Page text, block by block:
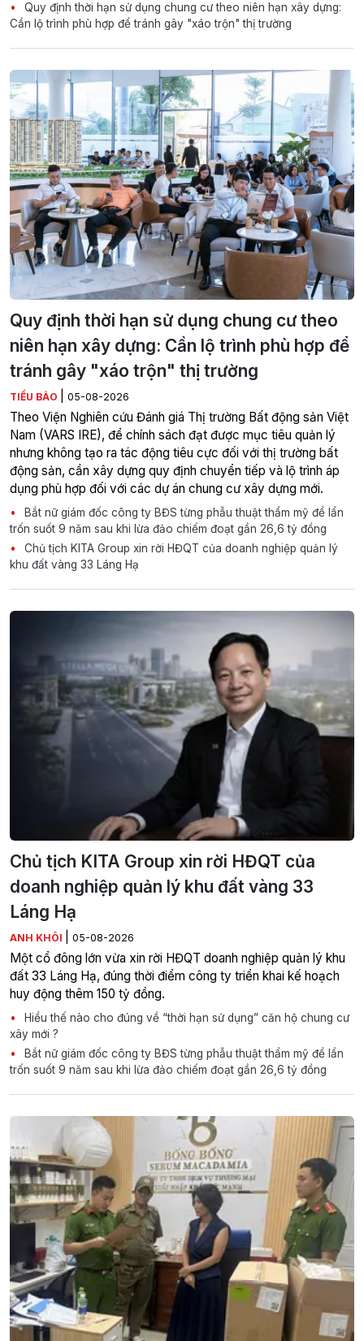
Quy định thời hạn sử dụng chung cư theo niên hạn xây dựng:
Cần lộ trình phù hợp để tránh gây "xáo trộn" thị trường
Quy định thời hạn sử dụng chung cư theo
niên hạn xây dựng: Cần lộ trình phù hợp để
tránh gây "xáo trộn" thị trường
TIỂU BẢO 05-08-2026
Theo Viện Nghiên cứu Đánh giá Thị trường Bất động sản Việt
Nam (VARS IRE), để chính sách đạt được mục tiêu quản lý
nhưng không tạo ra tác động tiêu cực đối với thị trường bất
động sản, cần xây dựng quy định chuyển tiếp và lộ trình áp
dụng phù hợp đối với các dự án chung cư xây dựng mới.
Bắt nữ giám đốc công ty BĐS từng phẫu thuật thẩm mỹ để lẩn
trốn suốt 9 năm sau khi lừa đảo chiếm đoạt gần 26,6 tỷ đồng
Chủ tịch KITA Group xin rời HĐQT của doanh nghiệp quản lý
khu đất vàng 33 Láng Hạ
Chủ tịch KITA Group xin rời HĐQT của
doanh nghiệp quản lý khu đất vàng 33
Láng Hạ
ANH KHÔI 05-08-2026
Một cổ đông lớn vừa xin rời HĐQT doanh nghiệp quản lý khu
đất 33 Láng Hạ, đúng thời điểm công ty triển khai kế hoạch
huy động thêm 150 tỷ đồng.
Hiểu thế nào cho đúng về “thời hạn sử dụng” căn hộ chung cư
xây mới ?
Bắt nữ giám đốc công ty BĐS từng phẫu thuật thẩm mỹ để lẩn
trốn suốt 9 năm sau khi lừa đảo chiếm đoạt gần 26,6 tỷ đồng